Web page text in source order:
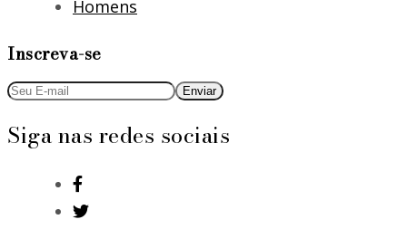
Homens
Inscreva-se
Siga nas redes sociais